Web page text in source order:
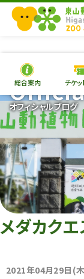
総合案内 チケ
オフィシャルブログ
メダカクエ
2021年04月29日(